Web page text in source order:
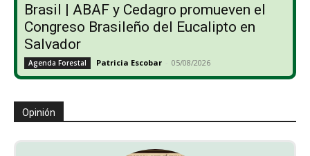
Brasil | ABAF y Cedagro promueven el
Congreso Brasileño del Eucalipto en
Salvador
Agenda Forestal Patricia Escobar - 05/08/2026
Opinión